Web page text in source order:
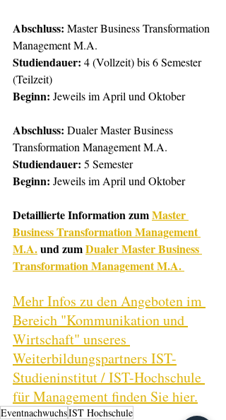
Abschluss: Master Business Transformation
Management M.A.
Studiendauer: 4 (Vollzeit) bis 6 Semester
(Teilzeit)
Beginn: Jeweils im April und Oktober
Abschluss: Dualer Master Business
Transformation Management M.A.
Studiendauer: 5 Semester
Beginn: Jeweils im April und Oktober
Detaillierte Information zum Master
Business Transformation Management
M.A. und zum Dualer Master Business
Transformation Management M.A.
Mehr Infos zu den Angeboten im
Bereich "Kommunikation und
Wirtschaft" unseres
Weiterbildungspartners IST-
Studieninstitut / IST-Hochschule
für Management finden Sie hier.
EventnachwuchsIST Hochschule